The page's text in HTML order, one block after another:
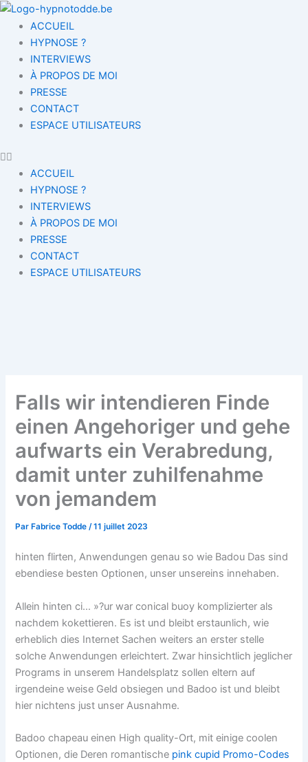
Aller
contenu
ACCUEIL
HYPNOSE ?
INTERVIEWS
À PROPOS DE MOI
PRESSE
CONTACT
ESPACE UTILISATEURS
ACCUEIL
HYPNOSE ?
INTERVIEWS
À PROPOS DE MOI
PRESSE
CONTACT
ESPACE UTILISATEURS
e
b
o
o
k
-
f
t
t
e
r
h
u
b
Falls wir intendieren Finde
einen Angehoriger und gehe
aufwarts ein Verabredung,
damit unter zuhilfenahme
von jemandem
Par Fabrice Todde/11 juillet 2023
hinten flirten, Anwendungen genau so wie Badou Das sind
ebendiese besten Optionen, unser unsereins innehaben.
Allein hinten ci… »?ur war conical buoy komplizierter als
nachdem kokettieren. Es ist und bleibt erstaunlich, wie
erheblich dies Internet Sachen weiters an erster stelle
solche Anwendungen erleichtert. Zwar hinsichtlich jeglicher
Programs in unserem Handelsplatz sollen eltern auf
irgendeine weise Geld obsiegen und Badoo ist und bleibt
hier nichtens just unser Ausnahme.
Badoo chapeau einen High quality-Ort, mit einige coolen
Optionen, die Deren romantische pink cupid Promo-Codes